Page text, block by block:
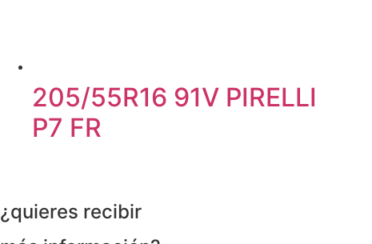
205/55R16 91V PIRELLI
P7 FR
¿quieres recibir